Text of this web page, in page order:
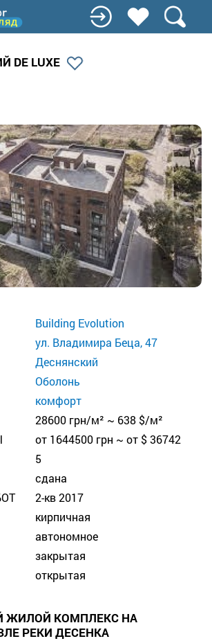
DE LUXE
Building Evolution
ул. Владимира Беца, 47
Деснянский
Оболонь
комфорт
28600 грн/м² ~ 638 $/м²
от 1644500 грн ~ от $ 36742
5
сдана
2-кв 2017
кирпичная
автономное
закрытая
открытая
ЖИЛОЙ КОМПЛЕКС НА
РЕКИ ДЕСЕНКА